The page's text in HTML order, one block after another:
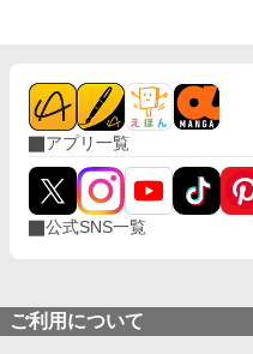
アプリ一覧
公式SNS一覧
ご利用について